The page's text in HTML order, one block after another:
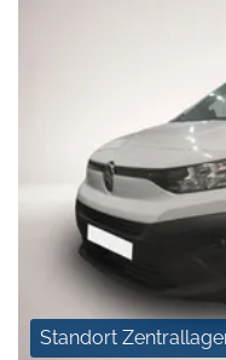
Standort